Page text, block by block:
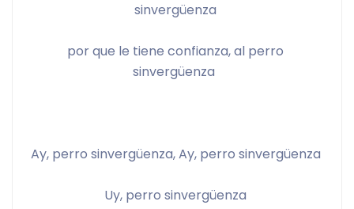
sinvergüenza
por que le tiene confianza, al perro
sinvergüenza
Ay, perro sinvergüenza, Ay, perro sinvergüenza
Uy, perro sinvergüenza